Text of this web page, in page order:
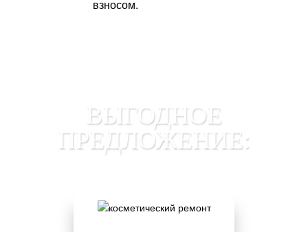
взносом.
ВЫГОДНОЕ
ПРЕДЛОЖЕНИЕ: